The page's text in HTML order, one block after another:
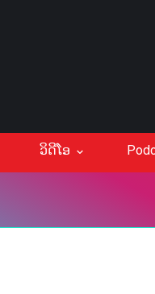
ວິດີໂອ